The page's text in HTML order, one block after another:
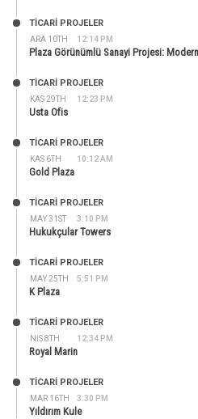
ARA 10TH 12:14 PM
TİCARİ PROJELER
Plaza Görünümlü Sanayi Projesi:
KAS 29TH 12:23 PM
TİCARİ PROJELER
Usta Ofis
KAS 6TH 10:12 AM
TİCARİ PROJELER
Gold Plaza
MAY 31ST 3:10 PM
TİCARİ PROJELER
Hukukçular Towers
MAY 25TH 5:51 PM
TİCARİ PROJELER
K Plaza
NIS 8TH 12:34 PM
TİCARİ PROJELER
Royal Marin
MAR 16TH 3:30 PM
TİCARİ PROJELER
Yıldırım Kule